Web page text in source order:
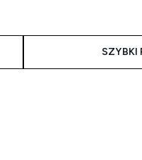
SZYBKI